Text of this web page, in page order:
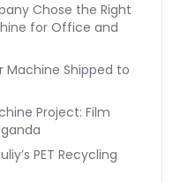
Chose the Right
for Office and
Machine Shipped to
Project: Film
PET Recycling